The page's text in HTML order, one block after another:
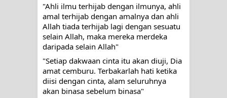
TASAWUF: BUKAN AJARAN PELIK,
TETAPI JALAN MEMBERSIHKAN
HATI
"Kotoran Yang Paling Bahaya Bukan
"Ahli ilmu terhijab dengan ilmunya, ahli
amal terhijab dengan amalnya dan ahli
Allah tiada terhijab lagi dengan sesuatu
selain Allah, maka mereka merdeka
daripada selain Allah"
"Setiap dakwaan cinta itu akan diuji, Dia
amat cemburu. Terbakarlah hati ketika
diisi dengan cinta, alam seluruhnya
akan binasa sebelum binasa"